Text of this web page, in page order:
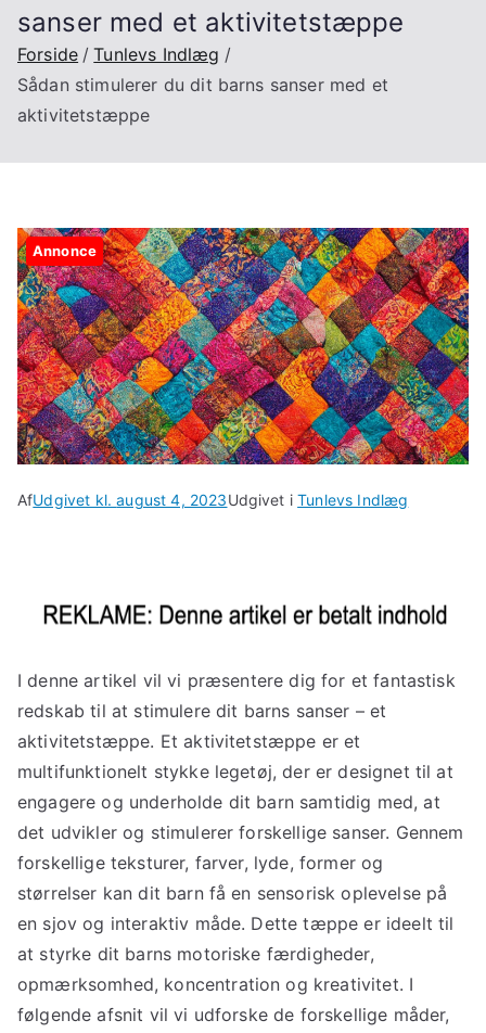
sanser med et aktivitetstæppe
Forside
Tunlevs Indlæg
Sådan stimulerer du dit barns sanser med et
aktivitetstæppe
Annonce
AfUdgivet kl.august 4, 2023Udgivet iTunlevs Indlæg
I denne artikel vil vi præsentere dig for et fantastisk
redskab til at stimulere dit barns sanser – et
aktivitetstæppe. Et aktivitetstæppe er et
multifunktionelt stykke legetøj, der er designet til at
engagere og underholde dit barn samtidig med, at
det udvikler og stimulerer forskellige sanser. Gennem
forskellige teksturer, farver, lyde, former og
størrelser kan dit barn få en sensorisk oplevelse på
en sjov og interaktiv måde. Dette tæppe er ideelt til
at styrke dit barns motoriske færdigheder,
opmærksomhed, koncentration og kreativitet. I
følgende afsnit vil vi udforske de forskellige måder,